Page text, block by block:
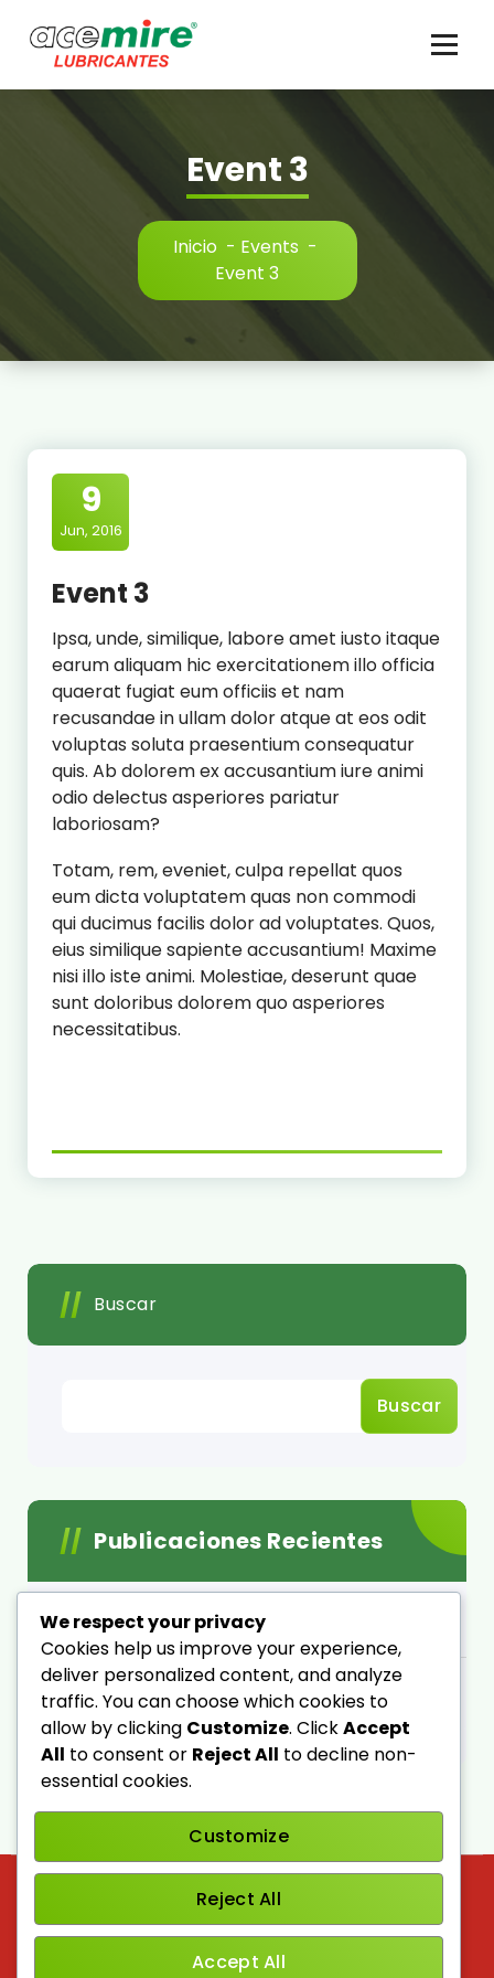
contenido
Event 3
Inicio- Events -
Event 3
9
Jun, 2016
Event 3
Ipsa, unde, similique, labore amet iusto itaque
earum aliquam hic exercitationem illo officia
quaerat fugiat eum officiis et nam
recusandae in ullam dolor atque at eos odit
voluptas soluta praesentium consequatur
quis. Ab dolorem ex accusantium iure animi
odio delectus asperiores pariatur
laboriosam?
Totam, rem, eveniet, culpa repellat quos
eum dicta voluptatem quas non commodi
qui ducimus facilis dolor ad voluptates. Quos,
eius similique sapiente accusantium! Maxime
nisi illo iste animi. Molestiae, deserunt quae
sunt doloribus dolorem quo asperiores
necessitatibus.
Buscar
Buscar
Publicaciones Recientes
sobrevivir
¡Datos importantes del lubricante base
poliolester!
We respect your privacy
Cookies help us improve your experience,
deliver personalized content, and analyze
traffic. You can choose which cookies to
allow by clicking Customize. ClickAccept
All to consent or Reject All to decline non-
essential cookies.
Customize
Reject All
Accept All